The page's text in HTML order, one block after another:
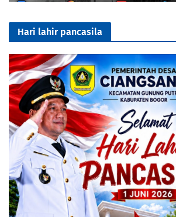
Hari lahir pancasila